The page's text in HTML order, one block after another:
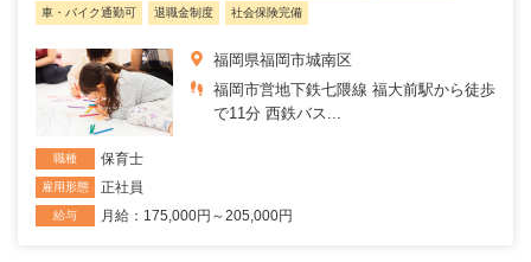
車・バイク通勤可 退職金制度 社会保険完備
福岡県福岡市城南区
福岡市営地下鉄七隈線 福大前駅から徒歩
で11分 西鉄バス...
職種 保育士
雇用形態 正社員
給与 月給：175,000円～205,000円